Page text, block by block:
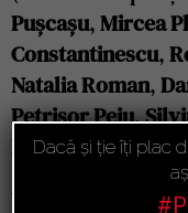
Pușcașu,Mircea
Constantinescu,
Natalia Roman,
Petrișor Peiu,
Ioan Chelaru le-
Vrem să
Dacă și ție îți plac